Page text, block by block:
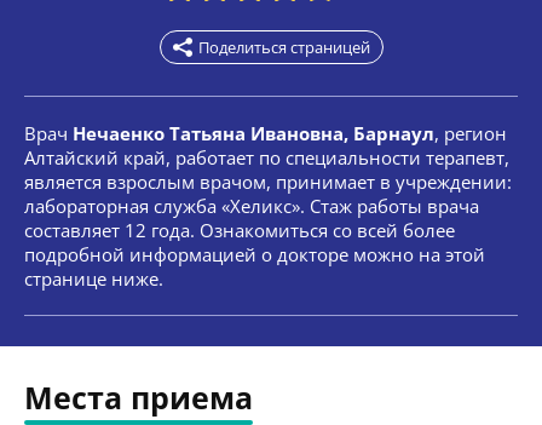
Поделиться страницей
Врач Нечаенко Татьяна Ивановна, Барнаул, регион
Алтайский край, работает по специальности терапевт,
является взрослым врачом, принимает в учреждении:
лабораторная служба «Хеликс». Стаж работы врача
составляет 12 года. Ознакомиться со всей более
подробной информацией о докторе можно на этой
странице ниже.
Места приема